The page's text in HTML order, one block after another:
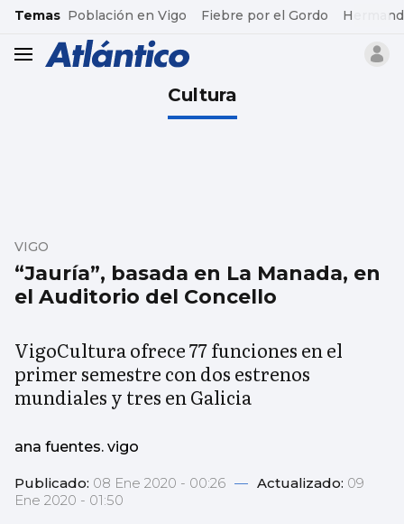
common.go-to-content
Temas Población en Vigo Fiebre por el Gordo
header.menu.open
Cultura
“Jauría”, basada en La Manada, en
el Auditorio del Concello
VIGO
VigoCultura ofrece 77 funciones en el
primer semestre con dos estrenos
mundiales y tres en Galicia
ana fuentes. vigo
Publicado: 08 Ene 2020 - 00:26 — Actualizado: 09
Ene 2020 - 01:50